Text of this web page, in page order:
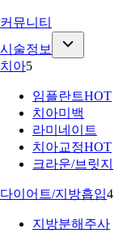
커뮤니티
시술정보
치아5
임플란트HOT
치아미백
라미네이트
치아교정HOT
크라운/브릿지
다이어트/지방흡입4
지방분해주사